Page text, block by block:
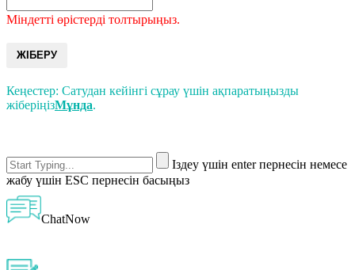
Міндетті өрістерді толтырыңыз.
ЖІБЕРУ
Кеңестер: Сатудан кейінгі сұрау үшін ақпаратыңызды
жіберіңізМұнда.
Іздеу үшін enter пернесін немесе
жабу үшін ESC пернесін басыңыз
ChatNow